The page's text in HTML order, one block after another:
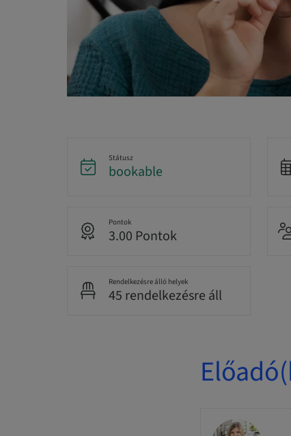
Státusz
bookable
Pontok
3.00 Pontok
Rendelkezésre álló helyek
45 rendelkezésre áll